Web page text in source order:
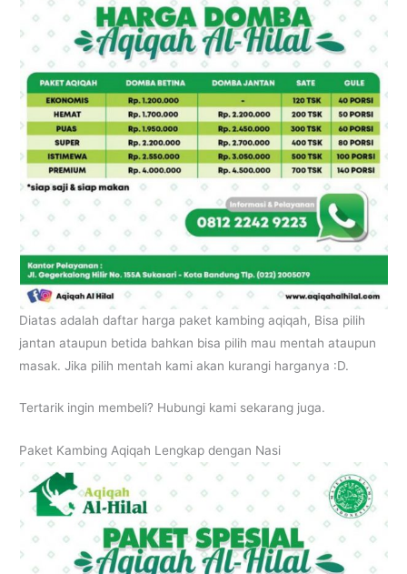
Diatas adalah daftar harga paket kambing aqiqah, Bisa pilih
jantan ataupun betida bahkan bisa pilih mau mentah ataupun
masak. Jika pilih mentah kami akan kurangi harganya :D.
Tertarik ingin membeli? Hubungi kami sekarang juga.
Paket Kambing Aqiqah Lengkap dengan Nasi